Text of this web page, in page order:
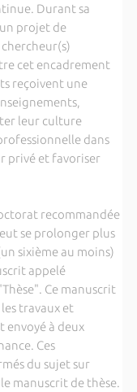
Durant sa
projet de
cet encadrement
reçoivent une
leur culture
dans
privé et favoriser
recommandée
se prolonger plus
sixième au moins)
appelé
Ce manuscrit
travaux et
envoyé à deux
Ces
du sujet sur
manuscrit de thèse.